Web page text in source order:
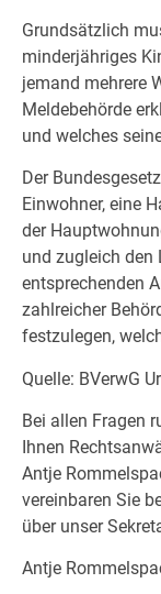
Grundsätzlich
minderjähriges
jemand mehrere
Meldebehörde
und welches
Der
Einwohner, eine
der
und zugleich den
entsprechenden
zahlreicher
festzulegen,
Quelle: BVerwG
Bei allen Fragen
Ihnen
Antje
vereinbaren Sie
über unser
Antje